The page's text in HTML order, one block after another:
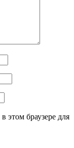
этом браузере для